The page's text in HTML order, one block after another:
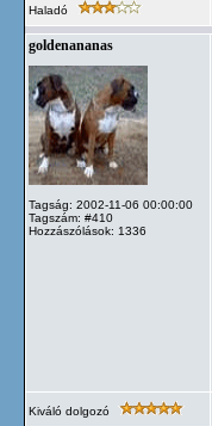
Haladó
goldenananas
Tagság: 2002-11-06 00:00:00
Tagszám: #410
Hozzászólások: 1336
Kiváló dolgozó